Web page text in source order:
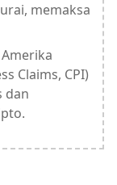
memaksa
Claims, CPI)
dan